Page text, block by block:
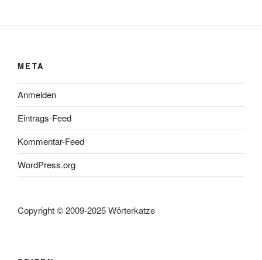
META
Anmelden
Eintrags-Feed
Kommentar-Feed
WordPress.org
Copyright © 2009-2025 Wörterkatze